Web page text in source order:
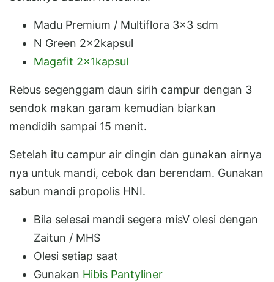
Madu Premium / Multiflora 3x3 sdm
N Green 2x2kapsul
Magafit 2x1kapsul
Rebus segenggam daun sirih campur dengan 3
sendok makan garam kemudian biarkan
mendidih sampai 15 menit.
Setelah itu campur air dingin dan gunakan airnya
nya untuk mandi, cebok dan berendam. Gunakan
sabun mandi propolis HNI.
Bila selesai mandi segera misV olesi dengan
Zaitun / MHS
Olesi setiap saat
Gunakan Hibis Pantyliner